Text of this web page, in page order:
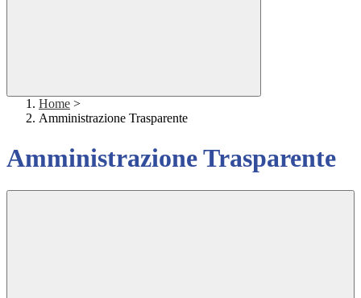
Home >
Amministrazione Trasparente
Amministrazione Trasparente